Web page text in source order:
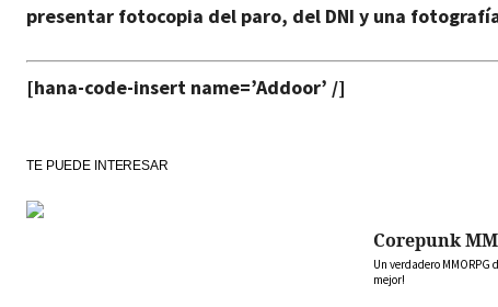
presentar fotocopia del paro, del DNI y una
[hana-code-insert name=’Addoor’ /]
TE PUEDE INTERESAR
Corepunk
Un verdadero MMORPG
mejor!